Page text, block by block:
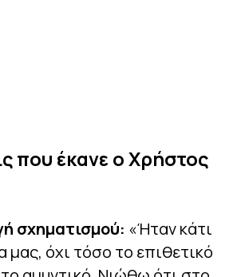
που έκανε ο Χρήστος
σχηματισμού: «Ήταν κάτι
μας, όχι τόσο το επιθετικό